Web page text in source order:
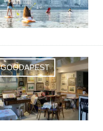
GOODAPEST